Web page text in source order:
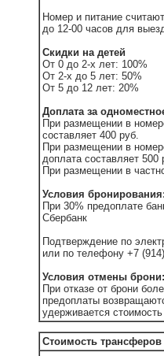
Номер и питание
до 12-00 часов для
Скидки на детей
От 0 до 2-х лет: 100%
От 2-х до 5 лет: 50%
От 5 до 12 лет: 20%
Доплата за
При размещении в
составляет 400 руб.
При размещении в
доплата составляет 500
При размещении в
Условия
При 30% предоплате
Сбербанк
Подтверждение по
или по телефону +7
Условия отмены брони:
При отказе от брони
предоплаты
удерживается
Стоимость трансферов